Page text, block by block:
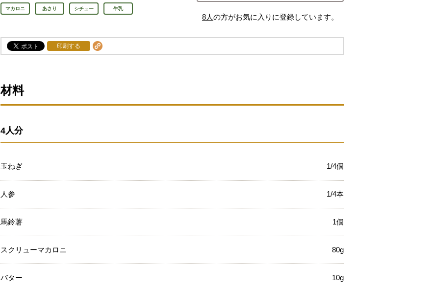
マカロニ あさり シチュー 牛乳
8人の方がお気に入りに登録しています。
印刷する
材料
4人分
玉ねぎ 1/4個
人参 1/4本
馬鈴薯 1個
スクリューマカロニ 80g
バター 10g